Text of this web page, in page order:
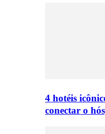
4 hotéis
conectar o